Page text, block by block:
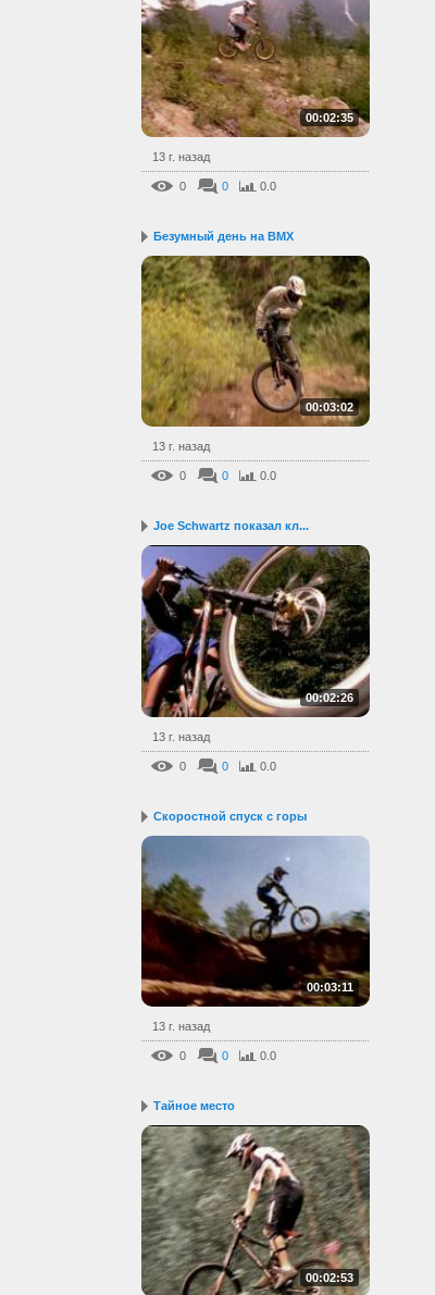
00:02:35
13 г. назад
0 0 0.0
Безумный день на BMX
00:03:02
13 г. назад
0 0 0.0
Joe Schwartz показал кл...
00:02:26
13 г. назад
0 0 0.0
Скоростной спуск с горы
00:03:11
13 г. назад
0 0 0.0
Тайное место
00:02:53